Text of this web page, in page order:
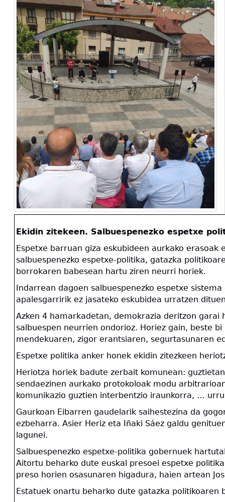
Ekidin zitekeen. Salbuespenezko espetxe
Espetxe barruan giza eskubideen aurkako
salbuespenezko espetxe-politika, gatazka
borrokaren babesean hartu ziren neurri horiek.
Indarrean dagoen salbuespenezko espetxe
apalesgarririk ez jasateko eskubidea urratzen
Azken 4 hamarkadetan, demokrazia deritzon
salbuespen neurrien ondorioz. Horiez gain, beste
mendekuaren, zigor erantsiaren, segurtasunaren
Espetxe politika anker honek ekidin zitezkeen
Heriotza horiek badute zerbait komunean:
sendaezinen aurkako protokoloak modu
komunikazio guztien interbentzio iraunkorra, …
Gaurkoan Eibarren gaudelarik saihestezina da
ezbeharra. Asier Heriz eta Iñaki Sáez galdu
lagunei.
Salbuespenezko espetxe-politika gobernuek
Aitortu beharko dute euskal presoei espetxe
preso horien osasunaren higadura, haien artean
Estatuek onartu beharko dute gatazka